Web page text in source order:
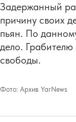
Задержанный
причину своих
пьян. По
дело.
свободы.
Фото: Архив YarNews